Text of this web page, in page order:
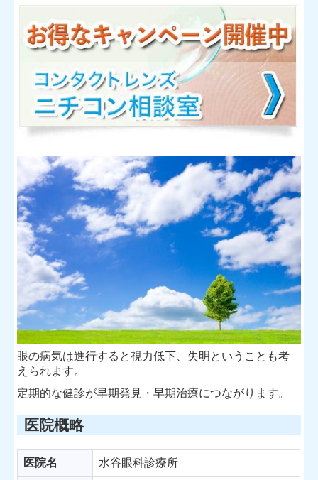
眼の病気は進行すると視力低下、失明ということも考
えられます。
定期的な健診が早期発見・早期治療につながります。
医院概略
医院名 水谷眼科診療所